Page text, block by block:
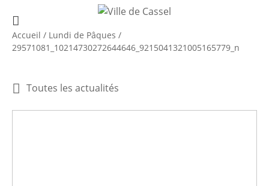
Accueil / Lundi de Pâques /
29571081_10214730272644646_9215041321005165779_n
Toutes les actualités